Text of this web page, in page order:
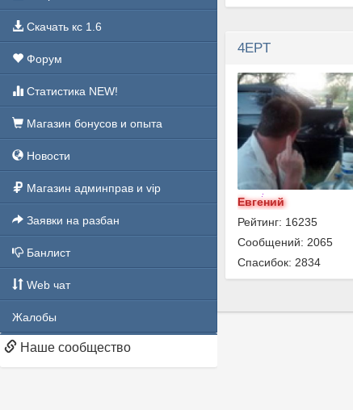
Скачать кс 1.6
Форум
Статистика NEW!
Магазин бонусов и опыта
Новости
Магазин админправ и vip
Заявки на разбан
Банлист
Web чат
Жалобы
Наше сообщество
4EPT
Евгений
Рейтинг: 16235
Сообщений: 2065
Спасибок: 2834